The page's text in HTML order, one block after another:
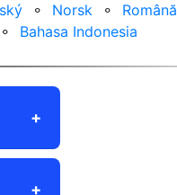
⚬ Norsk ⚬
Română
⚬ Bahasa Indonesia